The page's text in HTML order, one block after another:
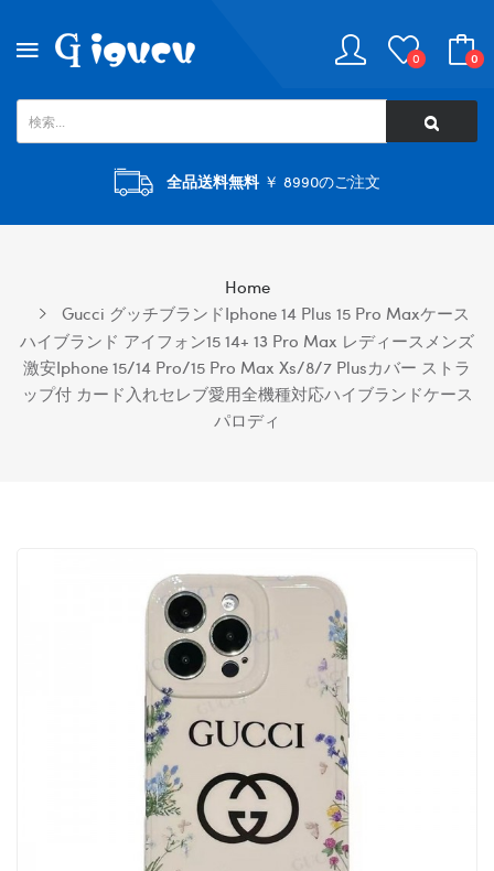
0 0
全品送料無料￥ 8990のご注文
Home
Gucci グッチブランドiphone 14 Plus 15 Pro Maxケース
ハイブランド アイフォン15 14+ 13 Pro Max レディースメンズ
激安iphone 15/14 Pro/15 Pro Max Xs/8/7 Plusカバー ストラ
ップ付 カード入れセレブ愛用全機種対応ハイブランドケース
パロディ